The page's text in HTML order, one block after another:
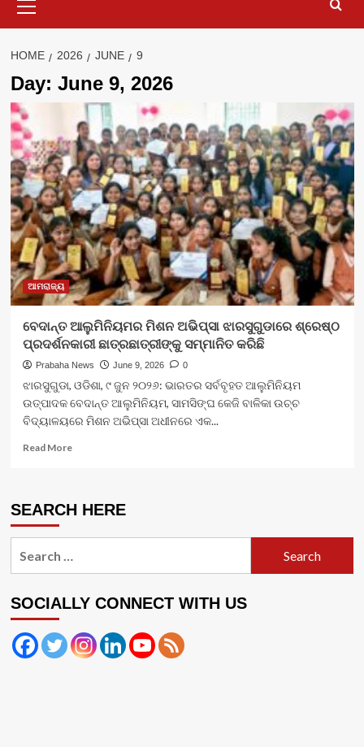
Menu
HOME 2026 JUNE 9
Day: June 9, 2026
ଆମରାଜ୍ୟ
ବେଦାନ୍ତ ଆଲୁମିନିୟମର ମିଶନ ଅଭିପ୍ସା ଝାରସୁଗୁଡାରେ ଶ୍ରେଷ୍ଠ
ପ୍ରଦର୍ଶନକାରୀ ଛାତ୍ରଛାତ୍ରୀଙ୍କୁ ସମ୍ମାନିତ କରିଛି
Prabaha News June 9, 2026 0
ଝାରସୁଗୁଡା, ଓଡିଶା, ୯ ଜୁନ ୨୦୨୬: ଭାରତର ସର୍ବବୃହତ ଆଲୁମିନିୟମ
ଉତ୍ପାଦକ ବେଦାନ୍ତ ଆଲୁମିନିୟମ, ସାମସିଙ୍ଘ କେଜି ବାଳିକା ଉଚ୍ଚ
ବିଦ୍ୟାଳୟରେ ମିଶନ ଅଭିପ୍ସା ଅଧୀନରେ ଏକ...
Read MoreRead
ଆଲୁମିନିୟମର
ଅଭିପ୍ସା
ଛାତ୍ରଛାତ୍ରୀଙ୍କୁ
କରିଛି
SEARCH HERE
SOCIALLY CONNECT WITH US